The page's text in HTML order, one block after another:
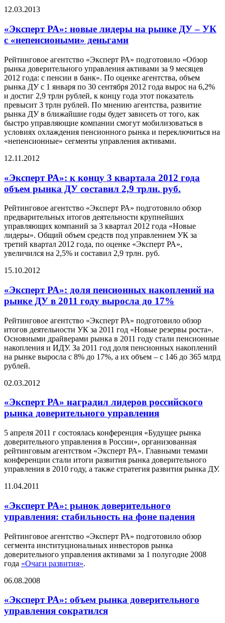
12.03.2013
«Эксперт РА»: новые лидеры на рынке ДУ – УК
с «непенсиоными» деньгами
Рейтинговое агентство «Эксперт РА» подготовило «Обзор
рынка доверительного управления активами за 9 месяцев
2012 года: с пенсии в банк». По оценке агентства, объем
рынка ДУ с 1 января по 30 сентября 2012 года вырос на 6,2%
и достиг 2,9 трлн рублей, к концу года этот показатель
превысит 3 трлн рублей. По мнению агентства, развитие
рынка ДУ в ближайшие годы будет зависеть от того, как
быстро управляющие компании смогут мобилизоваться в
условиях охлаждения пенсионного рынка и переключиться на
«непенсионные» сегменты управления активами.
12.11.2012
«Эксперт РА»: к концу 3 квартала 2012 года
объем рынка ДУ составил 2,9 трлн. руб.
Рейтинговое агентство «Эксперт РА» подготовило обзор
предварительных итогов деятельности крупнейших
управляющих компаний за 3 квартал 2012 года «Новые
лидеры». Общий объем средств под управлением УК за
третий квартал 2012 года, по оценке «Эксперт РА»,
увеличился на 2,5% и составил 2,9 трлн. руб.
15.10.2012
«Эксперт РА»: доля пенсионных накоплений на
рынке ДУ в 2011 году выросла до 17%
Рейтинговое агентство «Эксперт РА» подготовило обзор
итогов деятельности УК за 2011 год «Новые резервы роста».
Основными драйверами рынка в 2011 году стали пенсионные
накопления и ИДУ. За 2011 год доля пенсионных накоплений
на рынке выросла с 8% до 17%, а их объем – с 146 до 365 млрд
рублей.
02.03.2012
«Эксперт РА» наградил лидеров российского
рынка доверительного управления
5 апреля 2011 г состоялась конференция «Будущее рынка
доверительного управления в России», организованная
рейтинговым агентством «Эксперт РА». Главными темами
конференции стали итоги развития рынка доверительного
управления в 2010 году, а также стратегия развития рынка ДУ.
11.04.2011
«Эксперт РА»: рынок доверительного
управления: стабильность на фоне падения
Рейтинговое агентство «Эксперт РА» подготовило обзор
сегмента институциональных инвесторов рынка
доверительного управления активами за 1 полугодие 2008
года «Очаги развития».
06.08.2008
«Эксперт РА»: объем рынка доверительного
управления сократился